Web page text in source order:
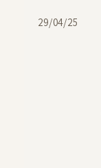
29/04/25